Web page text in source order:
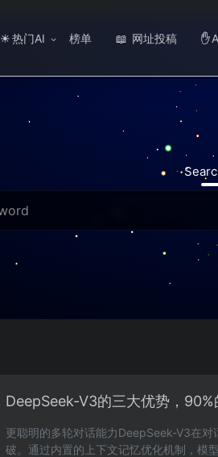
☀ 热门AI 榜单 📖 网址投稿 ✋
DeepSeek-V3的三大优势，90%
更聪明的多轮对话能力DeepSeek-V3在对
破。通过内置的上下文记忆优化机制，模